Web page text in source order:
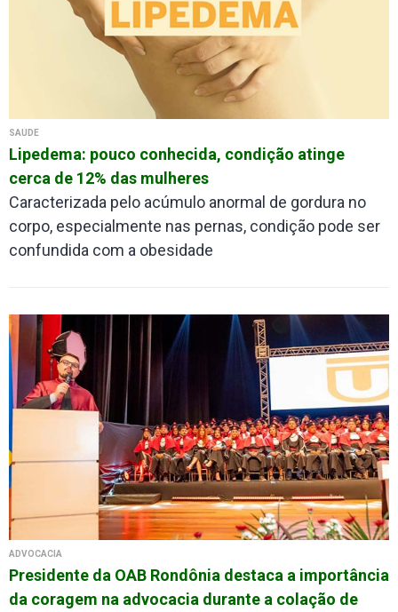
SAÚDE
Lipedema: pouco conhecida, condição atinge
cerca de 12% das mulheres
Caracterizada pelo acúmulo anormal de gordura no
corpo, especialmente nas pernas, condição pode ser
confundida com a obesidade
ADVOCACIA
Presidente da OAB Rondônia destaca a importância
da coragem na advocacia durante a colação de